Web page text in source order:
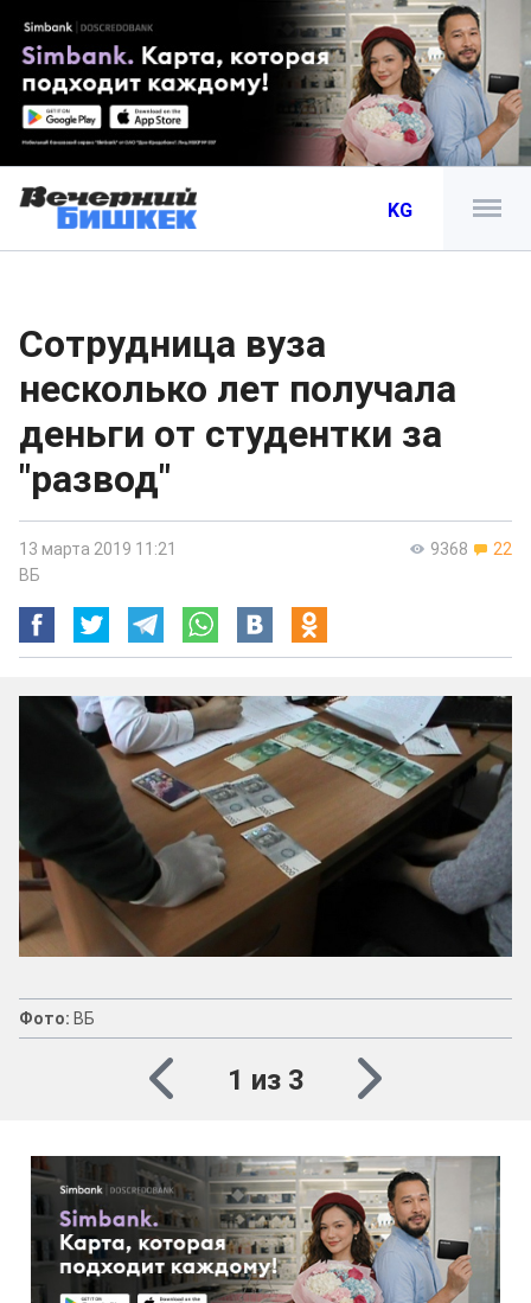
KG
Сотрудница вуза
несколько лет получала
деньги от студентки за
"развод"
9368 22
13 марта 2019 11:21
ВБ
Фото: ВБ
1 из 3